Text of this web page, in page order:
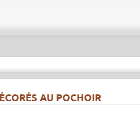
AU POCHOIR